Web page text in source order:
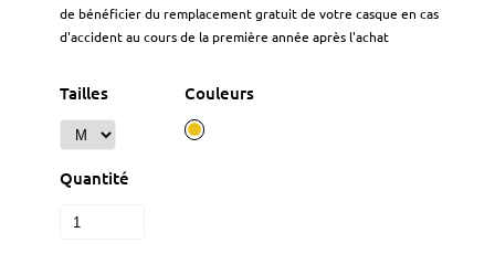
de bénéficier du remplacement gratuit de votre casque en cas
d'accident au cours de la première année après l'achat
Tailles Couleurs
Quantité